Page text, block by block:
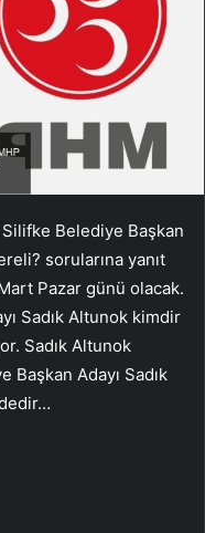
Belediye Başkan
sorularına yanıt
Pazar günü olacak.
Sadık Altunok kimdir
Sadık Altunok
Adayı Sadık